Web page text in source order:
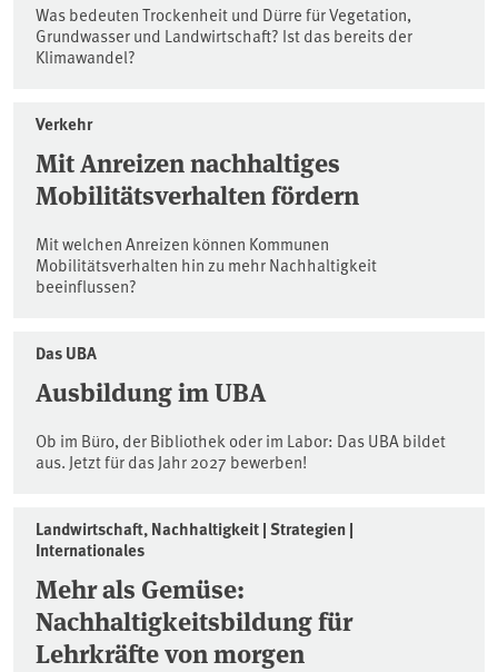
Was bedeuten Trockenheit und Dürre für Vegetation,
Grundwasser und Landwirtschaft? Ist das bereits der
Klimawandel?
Verkehr
Mit Anreizen nachhaltiges
Mobilitätsverhalten fördern
Mit welchen Anreizen können Kommunen
Mobilitätsverhalten hin zu mehr Nachhaltigkeit
beeinflussen?
Das UBA
Ausbildung im UBA
Ob im Büro, der Bibliothek oder im Labor: Das UBA bildet
aus. Jetzt für das Jahr 2027 bewerben!
Landwirtschaft, Nachhaltigkeit | Strategien |
Internationales
Mehr als Gemüse:
Nachhaltigkeitsbildung für
Lehrkräfte von morgen